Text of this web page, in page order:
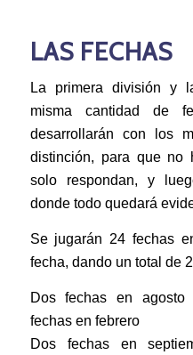
LAS FECHAS
La primera división y
misma cantidad de
desarrollarán con los
distinción, para que no
solo respondan, y
donde todo quedará
Se jugarán 24 fechas
fecha, dando un total de
Dos fechas en
fechas en febrero
Dos fechas en